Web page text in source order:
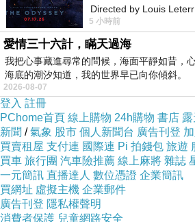
我的懲罰，
那我努力改進，
但是我只是想好好的閱讀而已
小的要求而已，
我不想離開這，因為我也沒地
的最後，你已經無力了，
那我想，我只能回去估狗最陽
很舊很陽春，但是其實蠻穩的，
但是我還是願意等待你，因為
友情，都在這遇見，說離開很難!!
Directed by Louis
Robinson Starring Greta
5 小時前
愛情三十六計，瞞天過海
我把心事藏進尋常的問候，海面平靜如昔，
海底的潮汐知道，我的世界早已向你傾斜。
2026-08-07
登入 註冊
PChome首頁 線上購物 24h購物 書店
新聞 /氣象 股市 個人新聞台 廣告刊登
買賣租屋 支付連 國際連 Pi 拍錢包 旅遊
買車 旅行團 汽車險推薦 線上麻將 雜誌
一元簡訊 直播達人 數位憑證 企業簡訊
買網址 虛擬主機 企業郵件
廣告刊登 隱私權聲明
消費者保護 兒童網路安全